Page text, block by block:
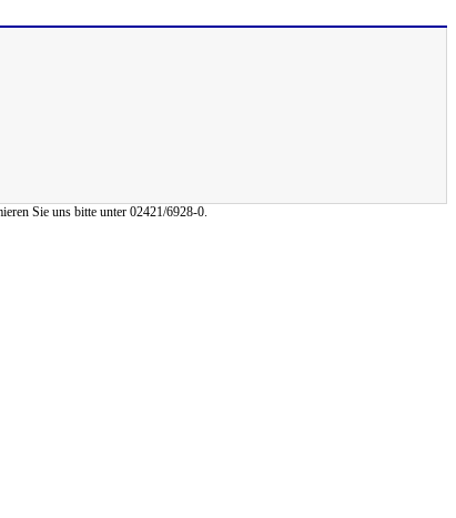
Sie uns bitte unter 02421/6928-0.